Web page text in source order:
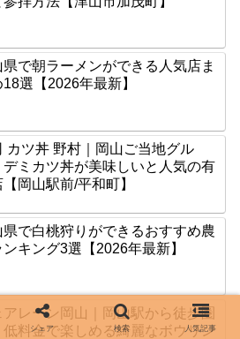
県で朝ラーメンができる人気店ま
18選【2026年最新】
カツ丼 野村｜岡山ご当地グル
デミカツ丼が美味しいと人気の有
岡山駅前/平和町】
県で白桃狩りができるおすすめ農
ンキング3選【2026年最新】
アレーン岡山｜岡山駅から徒歩圏
低料金で楽しめる綺麗なボウリン
シェア 検索 人気記事